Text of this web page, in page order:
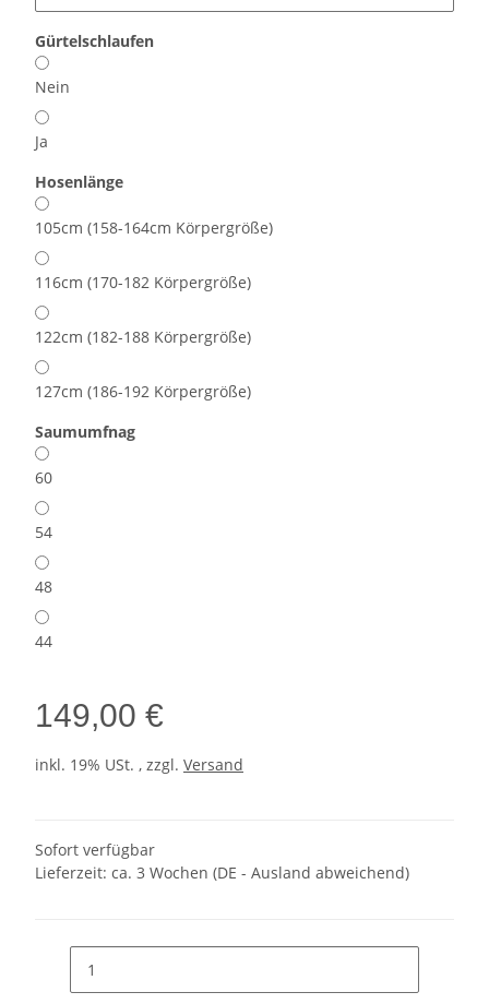
Gürtelschlaufen
Nein
Ja
Hosenlänge
105cm (158-164cm Körpergröße)
116cm (170-182 Körpergröße)
122cm (182-188 Körpergröße)
127cm (186-192 Körpergröße)
Saumumfnag
60
54
48
44
149,00 €
inkl. 19% USt. , zzgl. Versand
Sofort verfügbar
Lieferzeit: ca. 3 Wochen (DE - Ausland abweichend)